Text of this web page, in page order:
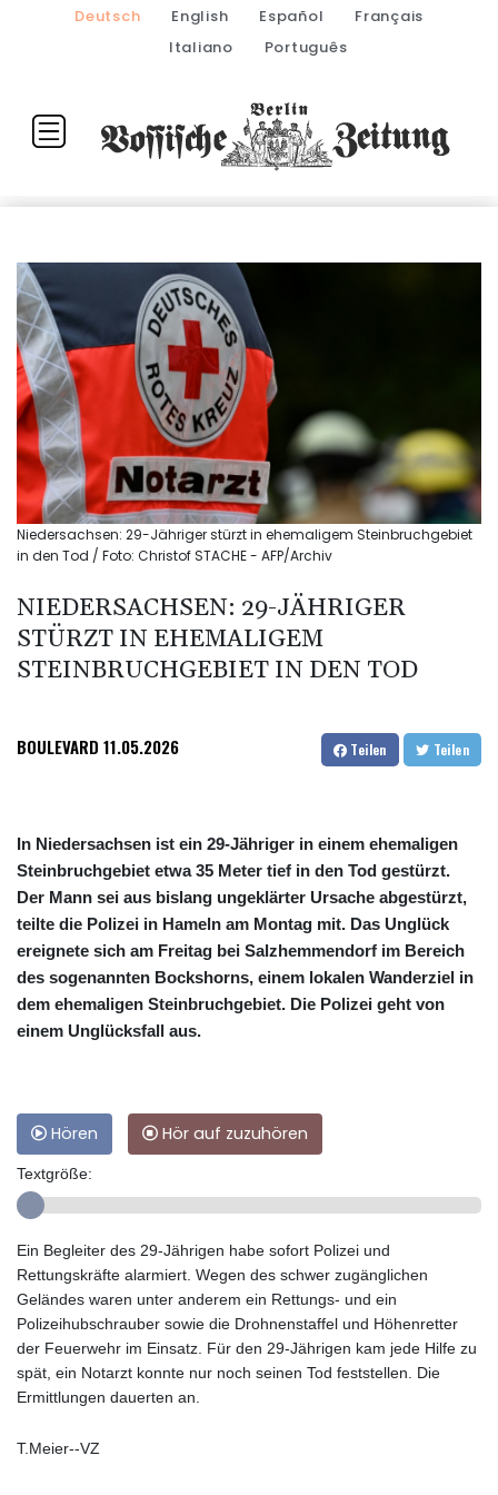
Deutsch English Español
Français
Italiano
Português
Niedersachsen: 29-Jähriger stürzt in ehemaligem Steinbruchgebiet
in den Tod / Foto: Christof STACHE - AFP/Archiv
NIEDERSACHSEN: 29-JÄHRIGER
STÜRZT IN EHEMALIGEM
STEINBRUCHGEBIET IN DEN TOD
BOULEVARD 11.05.2026 Teilen Teilen
In Niedersachsen ist ein 29-Jähriger in einem ehemaligen
Steinbruchgebiet etwa 35 Meter tief in den Tod gestürzt.
Der Mann sei aus bislang ungeklärter Ursache abgestürzt,
teilte die Polizei in Hameln am Montag mit. Das Unglück
ereignete sich am Freitag bei Salzhemmendorf im Bereich
des sogenannten Bockshorns, einem lokalen Wanderziel in
dem ehemaligen Steinbruchgebiet. Die Polizei geht von
einem Unglücksfall aus.
Hören Hör auf zuzuhören
Textgröße:
Ein Begleiter des 29-Jährigen habe sofort Polizei und
Rettungskräfte alarmiert. Wegen des schwer zugänglichen
Geländes waren unter anderem ein Rettungs- und ein
Polizeihubschrauber sowie die Drohnenstaffel und Höhenretter
der Feuerwehr im Einsatz. Für den 29-Jährigen kam jede Hilfe zu
spät, ein Notarzt konnte nur noch seinen Tod feststellen. Die
Ermittlungen dauerten an.
T.Meier--VZ